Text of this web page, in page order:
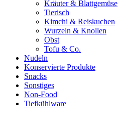
Kräuter & Blattgemüse
Tierisch
Kimchi & Reiskuchen
Wurzeln & Knollen
Obst
Tofu & Co.
Nudeln
Konservierte Produkte
Snacks
Sonstiges
Non-Food
Tiefkühlware